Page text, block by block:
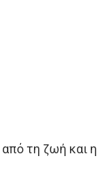
τη ζωή και η